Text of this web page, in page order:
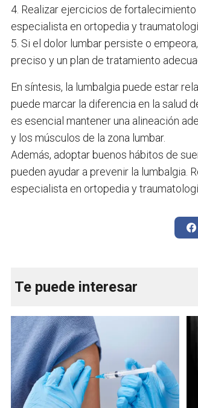
4. Realizar ejercicios de
especialista en ortopedia y
5. Si el dolor lumbar persiste o
preciso y un plan de tratamiento
En síntesis, la lumbalgia puede estar
puede marcar la diferencia en la salud
es esencial mantener una alineación
y los músculos de la zona lumbar.
Además, adoptar buenos hábitos de
pueden ayudar a prevenir la lumbalgia.
especialista en ortopedia y
Te puede interesar